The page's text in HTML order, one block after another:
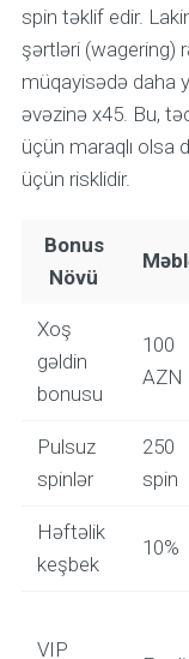
spin təklif edir.
şərtləri (wagering)
müqayisədə daha
əvəzinə x45. Bu,
üçün maraqlı olsa
üçün risklidir.
Bonus
Növü
Xoş
gəldin
bonusu
100
AZN
Pulsuz
spinlər
250
spin
Həftəlik
keşbek
10%
VIP